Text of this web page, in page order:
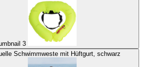
Thumbnail 3
Schwimmweste mit Hüftgurt, schwarz